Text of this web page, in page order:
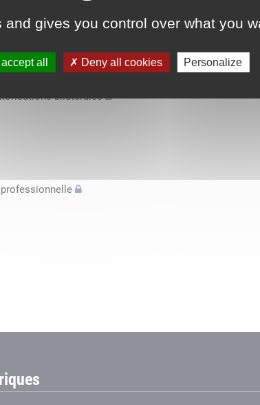
gives you control over what you
all Deny all cookies Personalize
européen avec des véhicules n'excédant pas
européen avec des véhicules n'excédant pas
bilatérales